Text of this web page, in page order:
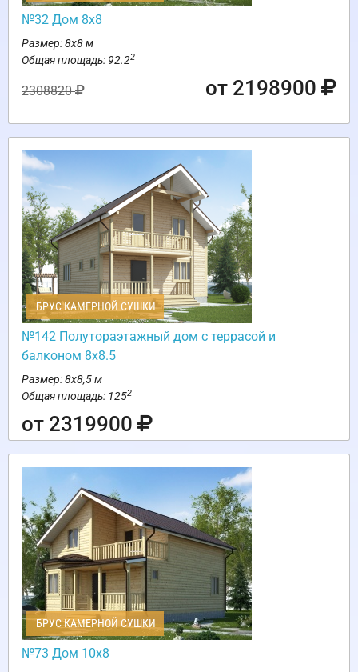
№32 Дом 8х8
Размер: 8х8 м
Общая площадь: 92.22
2308820 от 2198900
БРУС КАМЕРНОЙ СУШКИ
№142 Полутораэтажный дом с террасой и
балконом 8х8.5
Размер: 8х8,5 м
Общая площадь: 1252
от 2319900
БРУС КАМЕРНОЙ СУШКИ
№73 Дом 10х8